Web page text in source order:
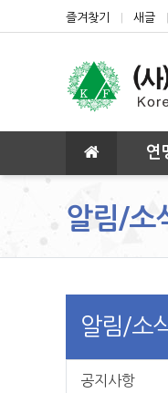
상단 네비
즐겨찾기 새글
메인 메뉴 연
알림/소
알림/소
공지사항